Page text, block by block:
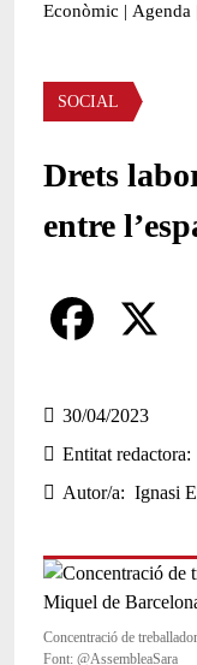
Econòmic | Agenda
Àmbit de la notícia
SOCIAL
Drets
entre
Comparteix
a
c
e
o
o
30/04/2023
Entitat redactora
Autor/a
Ignasi
Concentració de
Font: @AssembleaSara